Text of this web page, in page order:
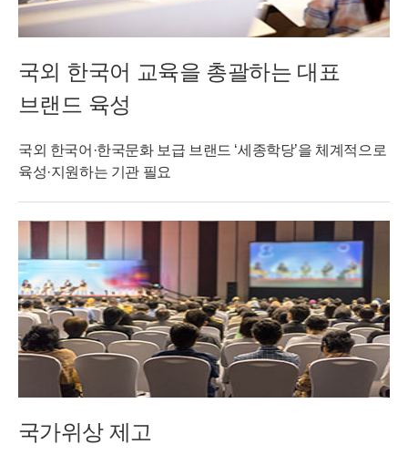
국외 한국어 교육을 총괄하는 대표
브랜드 육성
국외 한국어·한국문화 보급 브랜드 ‘세종학당’을 체계적으로
육성·지원하는 기관 필요
국가위상 제고